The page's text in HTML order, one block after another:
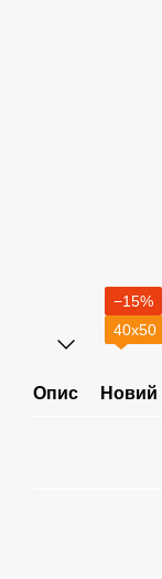
−15%
40х50
Опис Новий